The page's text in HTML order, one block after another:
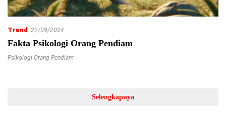
Trend 22/09/2024
Fakta Psikologi Orang Pendiam
Psikologi Orang Pendiam
Selengkapnya